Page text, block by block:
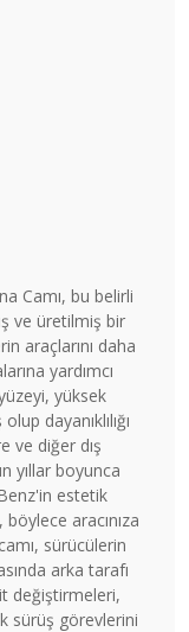
Camı, bu belirli
ve üretilmiş bir
araçlarını daha
yardımcı
yüksek
dayanıklılığı
ve diğer dış
yıllar boyunca
estetik
aracınıza
sürücülerin
arka tarafı
değiştirmeleri,
sürüş görevlerini